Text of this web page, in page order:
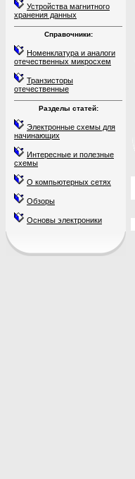
Устройства магнитного
хранения данных
Справочники:
Номенклатура и аналоги
отечественных микросхем
Транзисторы
отечественные
Разделы статей:
Электронные схемы для
начинающих
Интересные и полезные
схемы
О компьютерных сетях
Обзоры
Основы электроники